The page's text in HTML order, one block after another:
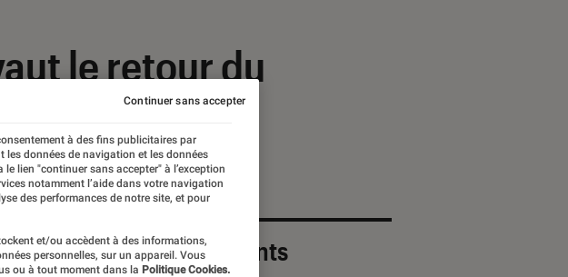
le retour du
Les plus récents
à des fins publicitaires par
données de navigation et les données
lien "continuer sans accepter" à l’exception
notamment l’aide dans votre navigation
des performances de notre site, et pour
et/ou accèdent à des informations,
personnelles, sur un appareil. Vous
ou à tout moment dans la Politique Cookies.
Continuer sans accepter